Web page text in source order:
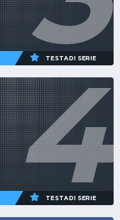
TESTA DI SERIE
4
TESTA DI SERIE